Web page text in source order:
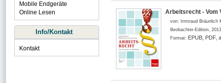
Arbeitsrecht - Vom
von:
Irmtraud Bräunlich
Beobachter-Edition, 2013
Format: EPUB, PDF,
Mobile Endgeräte
Online Lesen
Info/Kontakt
Kontakt